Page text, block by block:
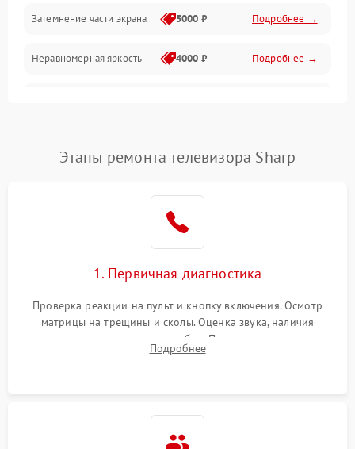
Механические повреждения
Программное обеспечение
Сеть и подключения
Затемнение части экрана 5000 ₽ Подробнее →
Неравномерная яркость 4000 ₽ Подробнее →
Этапы ремонта телевизора Sharp
1. Первичная диагностика
Проверка реакции на пульт и кнопку включения. Осмотр
матрицы на трещины и сколы. Оценка звука, наличия
подсветки и индикаторов ошибок. Подключение тестовых
источников сигнала для выявления симптомов поломки.
Подробнее